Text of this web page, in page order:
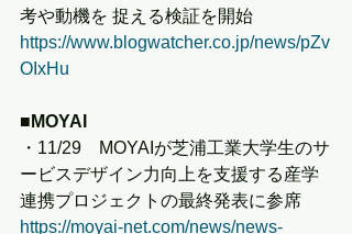
考や動機を 捉える検証を開始
https://www.blogwatcher.co.jp/news/pZv
OIxHu
■MOYAI
・11/29　MOYAIが芝浦工業大学生のサ
ービスデザイン力向上を支援する産学
連携プロジェクトの最終発表に参席
https://moyai-net.com/news/news-